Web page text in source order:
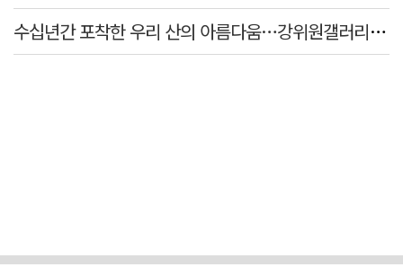
수십년간 포착한 우리 산의 아름다움…강위원갤러리 '팔공·지리展' 개최